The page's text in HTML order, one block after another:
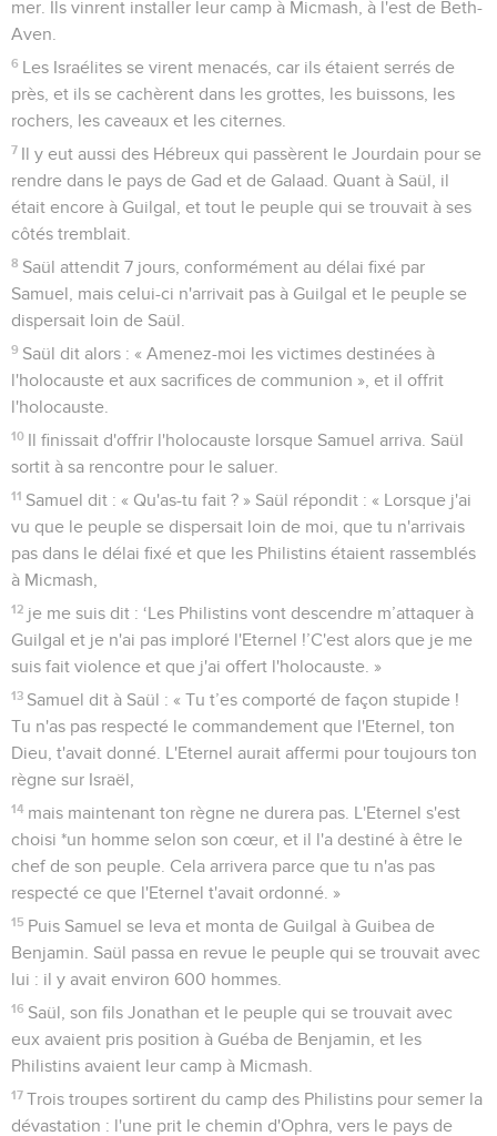
mer. Ils vinrent installer leur camp à Micmash, à l'est de Beth-
Aven.
6 Les Israélites se virent menacés, car ils étaient serrés de
près, et ils se cachèrent dans les grottes, les buissons, les
rochers, les caveaux et les citernes.
7 Il y eut aussi des Hébreux qui passèrent le Jourdain pour se
rendre dans le pays de Gad et de Galaad. Quant à Saül, il
était encore à Guilgal, et tout le peuple qui se trouvait à ses
côtés tremblait.
8 Saül attendit 7 jours, conformément au délai fixé par
Samuel, mais celui-ci n'arrivait pas à Guilgal et le peuple se
dispersait loin de Saül.
9 Saül dit alors : « Amenez-moi les victimes destinées à
l'holocauste et aux sacrifices de communion », et il offrit
l'holocauste.
10 Il finissait d'offrir l'holocauste lorsque Samuel arriva. Saül
sortit à sa rencontre pour le saluer.
11 Samuel dit : « Qu'as-tu fait ? » Saül répondit : « Lorsque j'ai
vu que le peuple se dispersait loin de moi, que tu n'arrivais
pas dans le délai fixé et que les Philistins étaient rassemblés
à Micmash,
12 je me suis dit : ‘Les Philistins vont descendre m’attaquer à
Guilgal et je n'ai pas imploré l'Eternel !’C'est alors que je me
suis fait violence et que j'ai offert l'holocauste. »
13 Samuel dit à Saül : « Tu t’es comporté de façon stupide !
Tu n'as pas respecté le commandement que l'Eternel, ton
Dieu, t'avait donné. L'Eternel aurait affermi pour toujours ton
règne sur Israël,
14 mais maintenant ton règne ne durera pas. L'Eternel s'est
choisi *un homme selon son cœur, et il l'a destiné à être le
chef de son peuple. Cela arrivera parce que tu n'as pas
respecté ce que l'Eternel t'avait ordonné. »
15 Puis Samuel se leva et monta de Guilgal à Guibea de
Benjamin. Saül passa en revue le peuple qui se trouvait avec
lui : il y avait environ 600 hommes.
16 Saül, son fils Jonathan et le peuple qui se trouvait avec
eux avaient pris position à Guéba de Benjamin, et les
Philistins avaient leur camp à Micmash.
17 Trois troupes sortirent du camp des Philistins pour semer la
dévastation : l'une prit le chemin d'Ophra, vers le pays de